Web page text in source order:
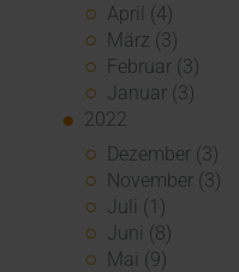
April (4)
März (3)
Februar (3)
Januar (3)
2022
Dezember (3)
November (3)
Juli (1)
Juni (8)
Mai (9)